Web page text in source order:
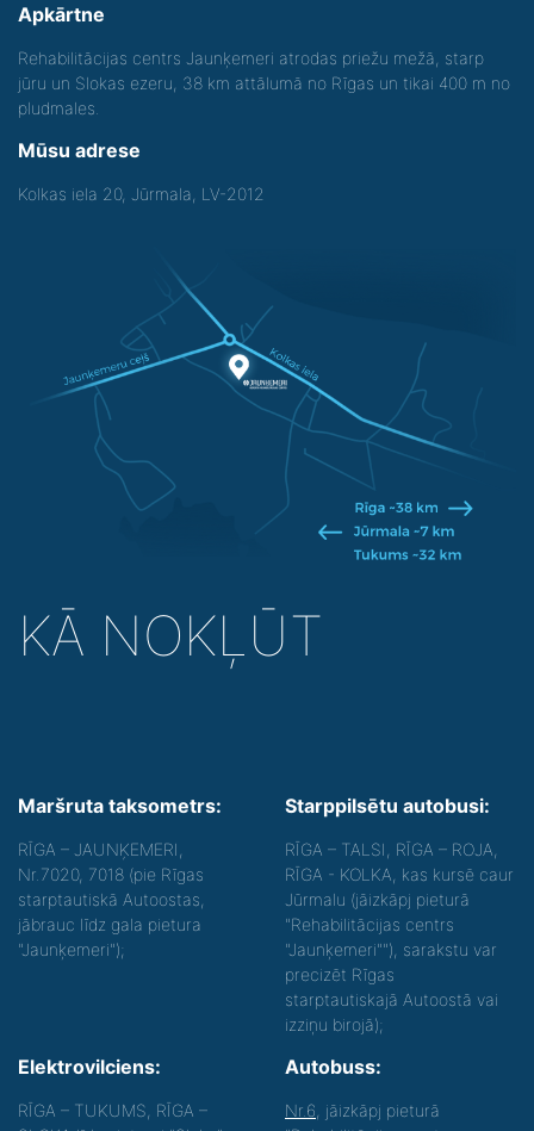
Apkārtne
Rehabilitācijas centrs Jaunķemeri atrodas priežu mežā, starp
jūru un Slokas ezeru, 38 km attālumā no Rīgas un tikai 400 m no
pludmales.
Mūsu adrese
Kolkas iela 20, Jūrmala, LV-2012
KĀ NOKĻŪT
Maršruta taksometrs:
RĪGA – JAUNĶEMERI,
Nr.7020, 7018 (pie Rīgas
starptautiskā Autoostas,
jābrauc līdz gala pietura
"Jaunķemeri");
Starppilsētu autobusi:
RĪGA – TALSI, RĪGA – ROJA,
RĪGA - KOLKA, kas kursē caur
Jūrmalu (jāizkāpj pieturā
"Rehabilitācijas centrs
"Jaunķemeri""), sarakstu var
precizēt Rīgas
starptautiskajā Autoostā vai
izziņu birojā);
Elektrovilciens:
RĪGA – TUKUMS, RĪGA –
Autobuss:
Nr.6 , jāizkāpj pieturā